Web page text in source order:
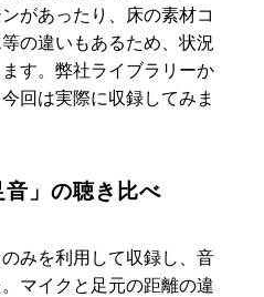
があったり、床の素材コ
の違いもあるため、状況
す。弊社ライブラリーか
回は実際に収録してみま
」の聴き比べ
みを利用して収録し、音
マイクと足元の距離の違